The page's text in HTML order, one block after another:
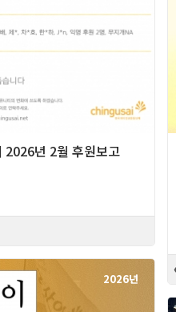
년 2월 후원보고
2026년